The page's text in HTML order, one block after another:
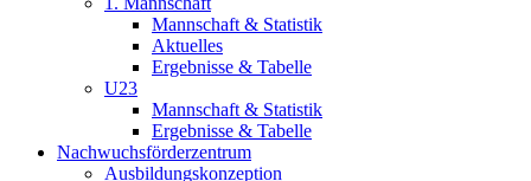
Mannschaft & Statistik
Aktuelles
Ergebnisse & Tabelle
U23
Mannschaft & Statistik
Ergebnisse & Tabelle
Nachwuchsförderzentrum
Ausbildungskonzeption